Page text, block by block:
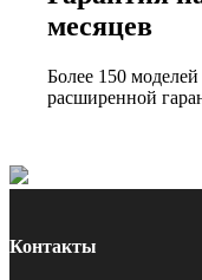
месяцев
Более 150
расширенной
Контакты